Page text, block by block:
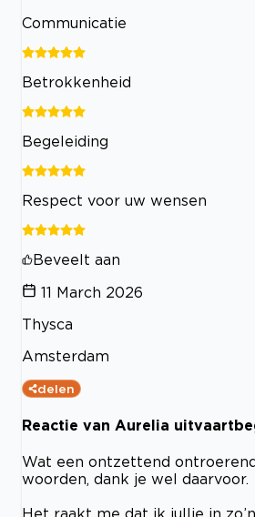
Communicatie
Betrokkenheid
Begeleiding
Respect voor uw wensen
Beveelt aan
11 March 2026
Thysca
Amsterdam
delen
Reactie van Aurelia
Wat een ontzettend
woorden, dank je wel daarvoor.
Het raakt me dat ik jullie in